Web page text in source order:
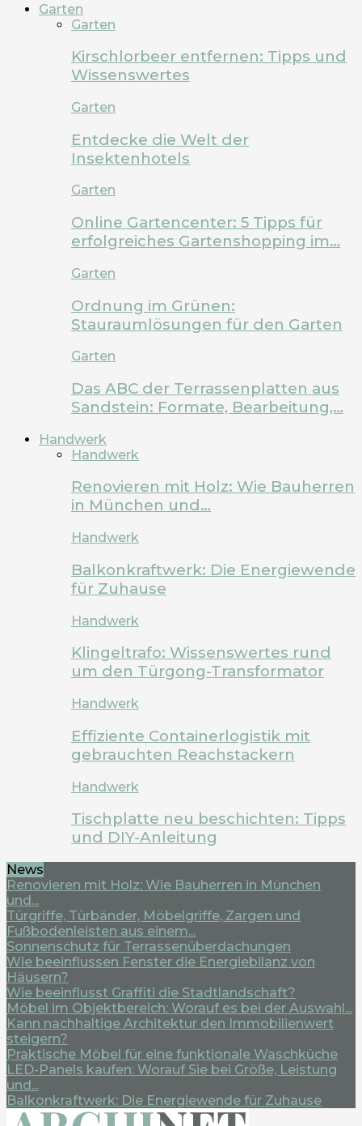
Garten
Garten
Kirschlorbeer entfernen: Tipps und
Wissenswertes
Garten
Entdecke die Welt der
Insektenhotels
Garten
Online Gartencenter: 5 Tipps für
erfolgreiches Gartenshopping im…
Garten
Ordnung im Grünen:
Stauraumlösungen für den Garten
Garten
Das ABC der Terrassenplatten aus
Sandstein: Formate, Bearbeitung,…
Handwerk
Handwerk
Renovieren mit Holz: Wie Bauherren
in München und…
Handwerk
Balkonkraftwerk: Die Energiewende
für Zuhause
Handwerk
Klingeltrafo: Wissenswertes rund
um den Türgong-Transformator
Handwerk
Effiziente Containerlogistik mit
gebrauchten Reachstackern
Handwerk
Tischplatte neu beschichten: Tipps
und DIY-Anleitung
News
Renovieren mit Holz: Wie Bauherren in München
und...
Türgriffe, Türbänder, Möbelgriffe, Zargen und
Fußbodenleisten aus einem...
Sonnenschutz für Terrassenüberdachungen
Wie beeinflussen Fenster die Energiebilanz von
Häusern?
Wie beeinflusst Graffiti die Stadtlandschaft?
Möbel im Objektbereich: Worauf es bei der Auswahl...
Kann nachhaltige Architektur den Immobilienwert
steigern?
Praktische Möbel für eine funktionale Waschküche
LED-Panels kaufen: Worauf Sie bei Größe, Leistung
und...
Balkonkraftwerk: Die Energiewende für Zuhause